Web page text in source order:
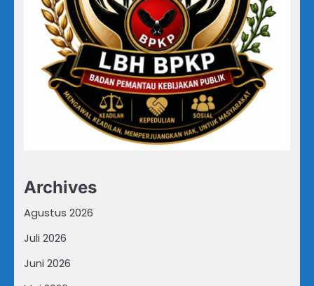
Archives
Agustus 2026
Juli 2026
Juni 2026